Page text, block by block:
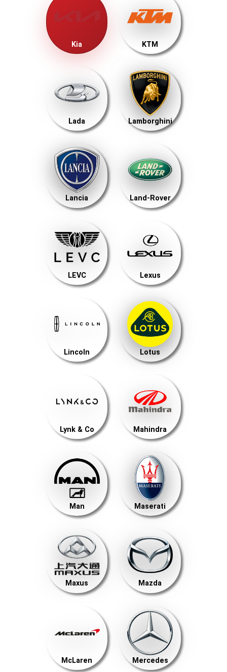
Kia KTM
Lada Lamborghini
Lancia Land-Rover
LEVC Lexus
Lincoln Lotus
Lynk & Co Mahindra
Man Maserati
Maxus Mazda
McLaren Mercedes